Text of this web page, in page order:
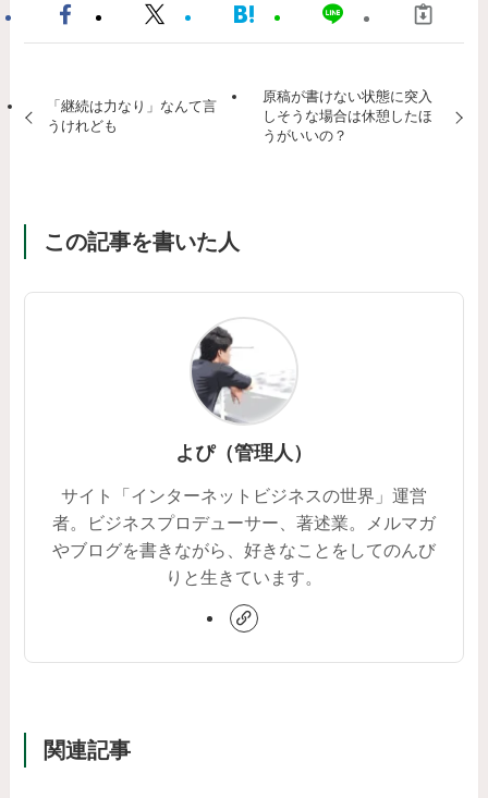
「継続は力なり」なんて言
うけれども
原稿が書けない状態に突入
しそうな場合は休憩したほ
うがいいの？
この記事を書いた人
よぴ（管理人）
サイト「インターネットビジネスの世界」運営
者。ビジネスプロデューサー、著述業。メルマガ
やブログを書きながら、好きなことをしてのんび
りと生きています。
関連記事